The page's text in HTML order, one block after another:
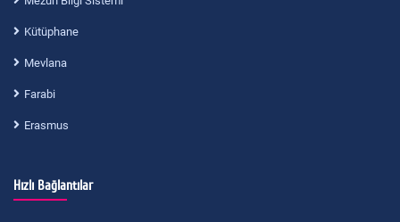
Kütüphane
Mevlana
Farabi
Erasmus
Hızlı Bağlantılar